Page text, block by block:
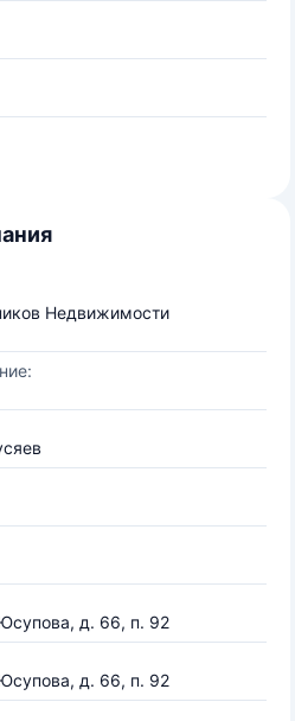
Недвижимости
д. 66, п. 92
д. 66, п. 92